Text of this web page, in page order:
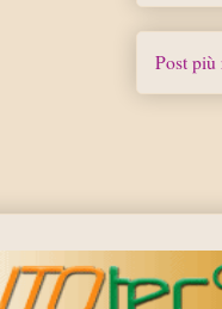
Post più